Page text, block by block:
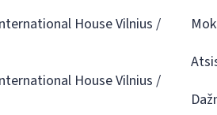
House Vilnius /
House Vilnius /